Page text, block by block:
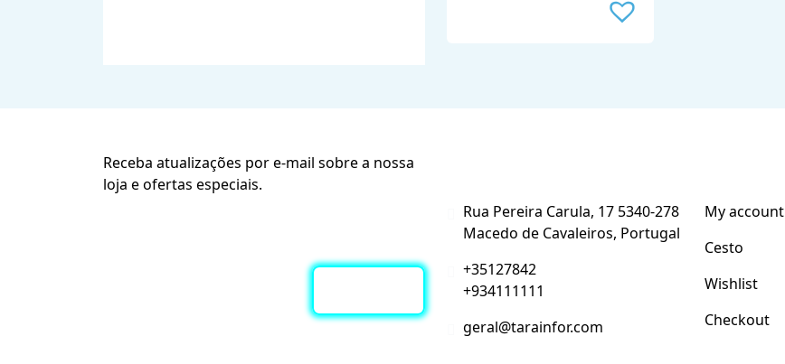
Receba atualizações por e-mail sobre a nossa
loja e ofertas especiais.
Rua Pereira Carula, 17 5340-278
Macedo de Cavaleiros, Portugal
+35127842
+934111111
geral@tarainfor.com
My account
Cesto
Wishlist
Checkout